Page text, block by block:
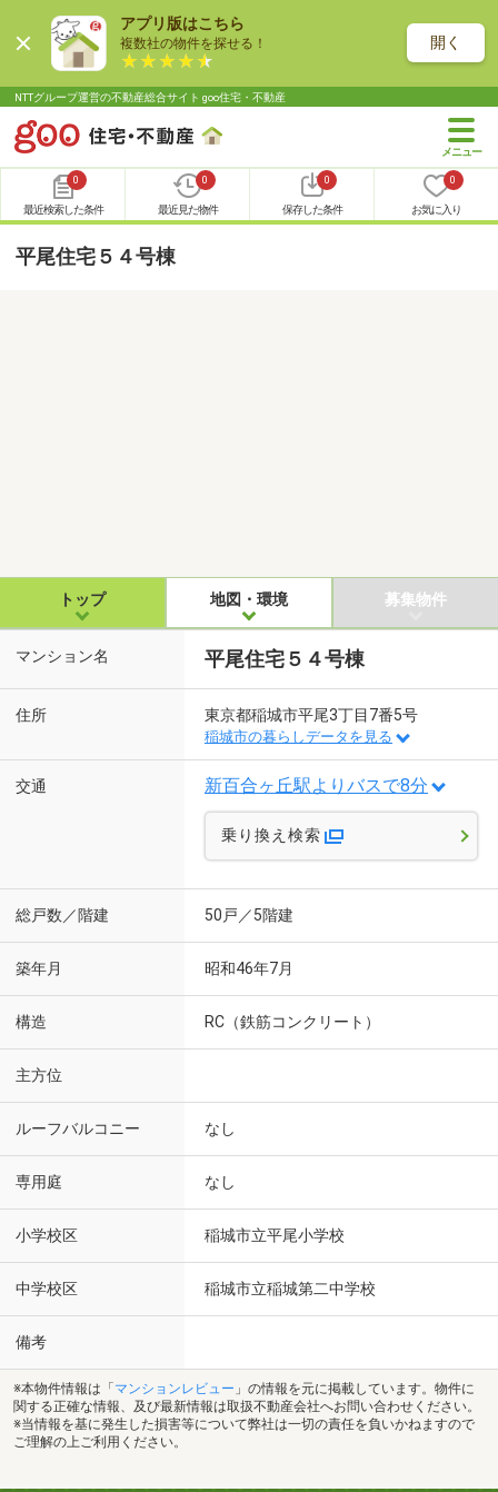
アプリ版はこちら
複数社の物件を探せる！ 開く
NTTグループ運営の不動産総合サイト goo住宅・不動産
0
最近検索した条件
0
最近見た物件
0
保存した条件
0
お気に入り
平尾住宅５４号棟
トップ 地図・環境 募集物件
マンション名 平尾住宅５４号棟
住所 東京都稲城市平尾3丁目7番5号
稲城市の暮らしデータを見る
交通 新百合ヶ丘駅よりバスで8分
乗り換え検索
総戸数／階建 50戸／5階建
築年月 昭和46年7月
構造 RC（鉄筋コンクリート）
主方位
ルーフバルコニー なし
専用庭 なし
小学校区 稲城市立平尾小学校
中学校区 稲城市立稲城第二中学校
備考
※本物件情報は「 マンションレビュー 」の情報を元に掲載しています。物件に
関する正確な情報、及び最新情報は取扱不動産会社へお問い合わせください。
※当情報を基に発生した損害等について弊社は一切の責任を負いかねますので
ご理解の上ご利用ください。